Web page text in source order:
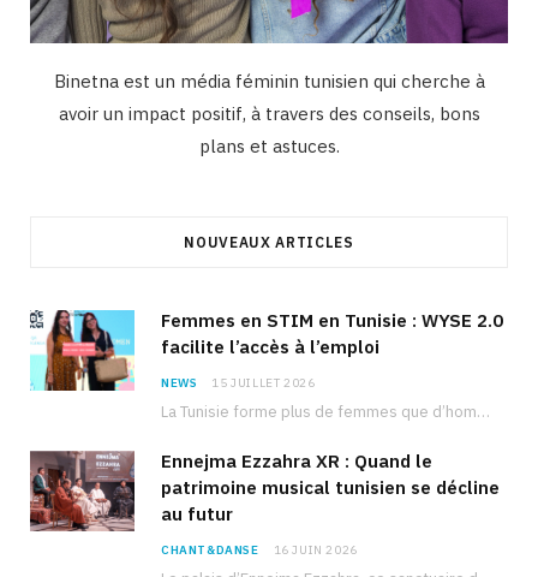
Binetna est un média féminin tunisien qui cherche à
avoir un impact positif, à travers des conseils, bons
plans et astuces.
NOUVEAUX ARTICLES
Femmes en STIM en Tunisie : WYSE 2.0
facilite l’accès à l’emploi
NEWS 15 JUILLET 2026
La Tunisie forme plus de femmes que d’hommes dans les filières scientifiques. Pourtant, pour beaucoup…
Ennejma Ezzahra XR : Quand le
patrimoine musical tunisien se décline
au futur
CHANT&DANSE 16 JUIN 2026